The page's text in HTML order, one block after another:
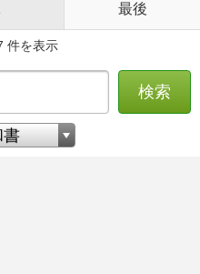
最後
件を表示
検索